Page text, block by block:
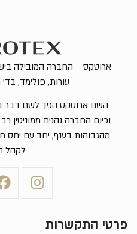
התקשרות
ארוטקס – החברה המובילה בישראל
עורות, פולימד, בדי
השם ארוטקס הפך לשם דבר
וכיום החברה נהנית ממוניטין רב
מהגבוהות בענף, יחד עם יחס חם,
לקהל